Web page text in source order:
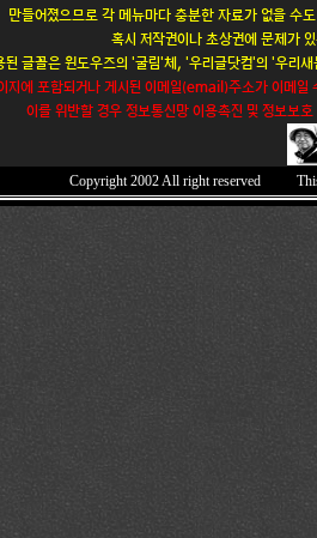
만들어졌으므로 각 메뉴마다 충분한 자료가 없을 수
혹시 저작권이나 초상권에 문제가
된 글꼴은 윈도우즈의 '굴림'체, '우리글닷컴'의 '우
지에 포함되거나 게시된 이메일(email)주소가 이메
이를 위반할 경우 정보통신망 이용촉진 및 정보보
Copyright 2002All right reserved This